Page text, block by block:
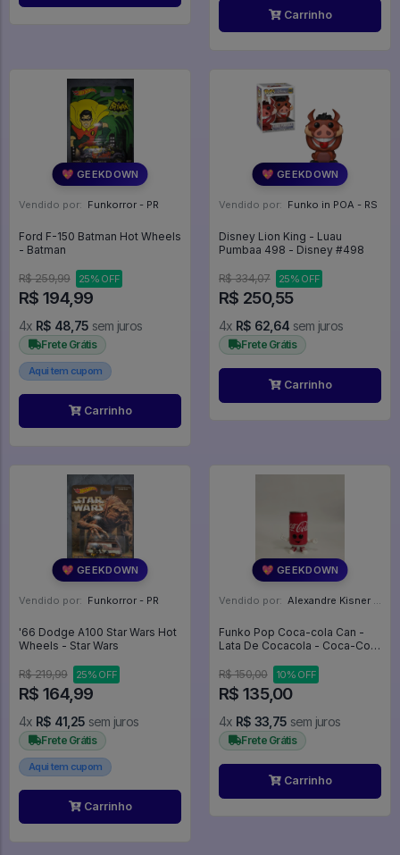
Carrinho
💖 GEEKDOWN
Vendido por: Funkorror - PR
Ford F-150 Batman Hot Wheels
- Batman
R$ 259,99 25% OFF
R$ 194,99
4x R$ 48,75 sem juros
Frete Grátis
Aqui tem cupom
Carrinho
💖 GEEKDOWN
Vendido por: Funko in POA - RS
Disney Lion King - Luau
Pumbaa 498 - Disney #498
R$ 334,07 25% OFF
R$ 250,55
4x R$ 62,64 sem juros
Frete Grátis
Carrinho
💖 GEEKDOWN
Vendido por: Funkorror - PR
'66 Dodge A100 Star Wars Hot
Wheels - Star Wars
R$ 219,99 25% OFF
R$ 164,99
4x R$ 41,25 sem juros
Frete Grátis
Aqui tem cupom
Carrinho
💖 GEEKDOWN
Vendido por: Alexandre Kisner - PR
Funko Pop Coca-cola Can -
Lata De Cocacola - Coca-Cola
R$ 150,00
10% OFF
R$ 135,00
4x R$ 33,75 sem juros
Frete Grátis
Carrinho